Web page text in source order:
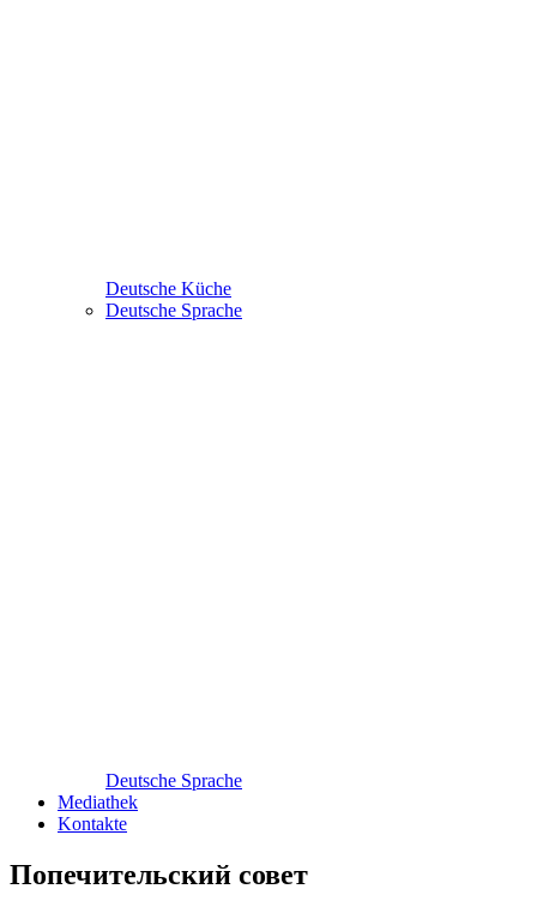
Deutsche Küche
Deutsche Sprache
Deutsche Sprache
Mediathek
Kontakte
Попечительский совет